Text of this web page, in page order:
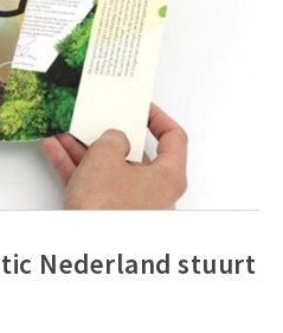
Nederland stuurt